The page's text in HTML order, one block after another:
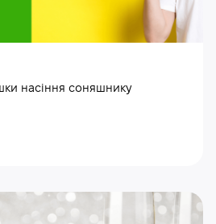
насіння соняшнику